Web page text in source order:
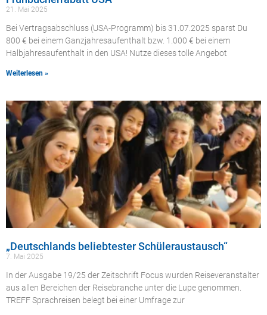
21. Mai 2025
Bei Vertragsabschluss (USA-Programm) bis 31.07.2025 sparst Du
800 € bei einem Ganzjahresaufenthalt bzw. 1.000 € bei einem
Halbjahresaufenthalt in den USA! Nutze dieses tolle Angebot
Weiterlesen »
„Deutschlands beliebtester Schüleraustausch“
7. Mai 2025
In der Ausgabe 19/25 der Zeitschrift Focus wurden Reiseveranstalter
aus allen Bereichen der Reisebranche unter die Lupe genommen.
TREFF Sprachreisen belegt bei einer Umfrage zur